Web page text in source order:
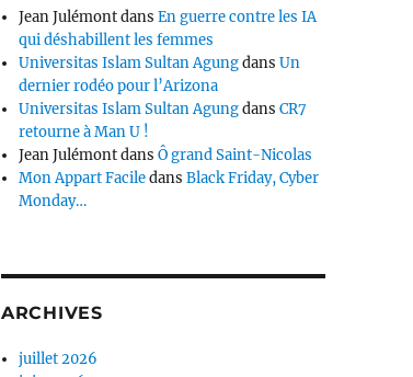
Jean JulémontdansEn guerre contre les IA
qui déshabillent les femmes
Universitas Islam Sultan AgungdansUn
dernier rodéo pour l’Arizona
Universitas Islam Sultan AgungdansCR7
retourne à Man U !
Jean JulémontdansÔ grand Saint-Nicolas
Mon Appart FaciledansBlack Friday, Cyber
Monday…
ARCHIVES
juillet 2026